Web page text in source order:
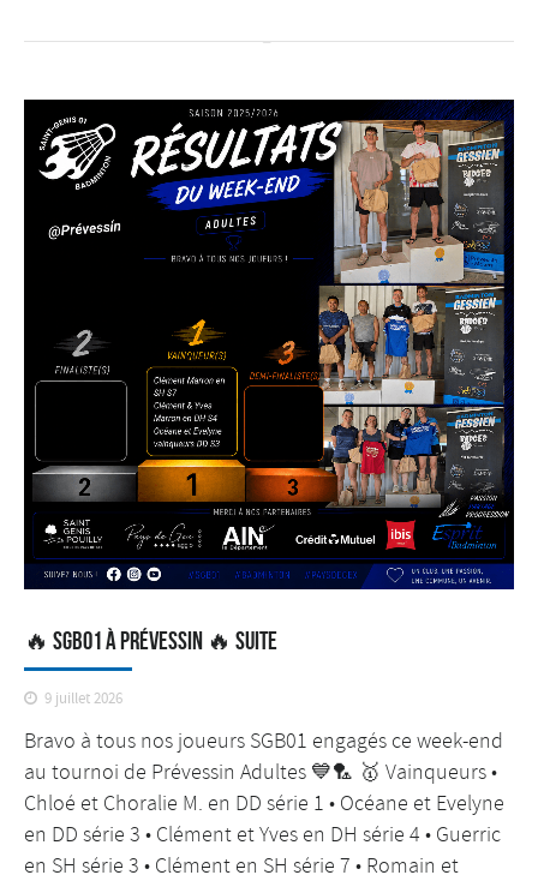
🔥 SGB01 à Prévessin 🔥 Suite
9 juillet 2026
Bravo à tous nos joueurs SGB01 engagés ce week-end
au tournoi de Prévessin Adultes 💙🏸 🥇 Vainqueurs •
Chloé et Choralie M. en DD série 1 • Océane et Evelyne
en DD série 3 • Clément et Yves en DH série 4 • Guerric
en SH série 3 • Clément en SH série 7 • Romain et